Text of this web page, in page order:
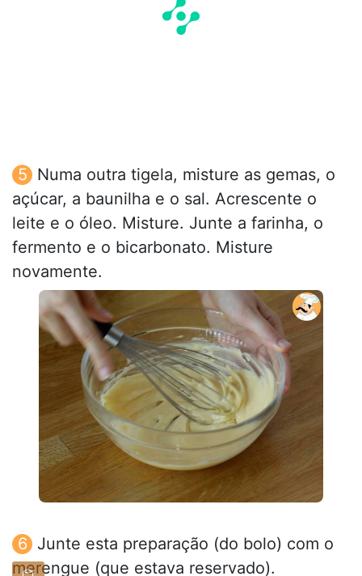
Numa outra tigela, misture as gemas, o
açúcar, a baunilha e o sal. Acrescente o
leite e o óleo. Misture. Junte a farinha, o
fermento e o bicarbonato. Misture
novamente.
Junte esta preparação (do bolo) com o
merengue (que estava reservado).